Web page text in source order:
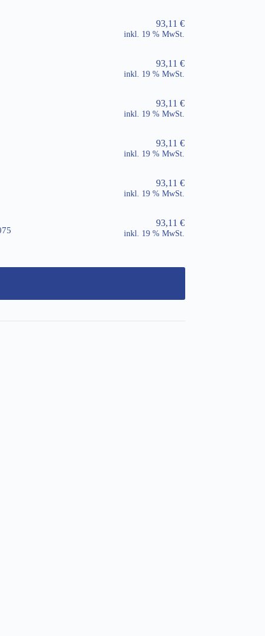
93,11€
inkl. 19 % MwSt.
93,11€
inkl. 19 % MwSt.
93,11€
inkl. 19 % MwSt.
93,11€
inkl. 19 % MwSt.
93,11€
inkl. 19 % MwSt.
93,11€
inkl. 19 % MwSt.